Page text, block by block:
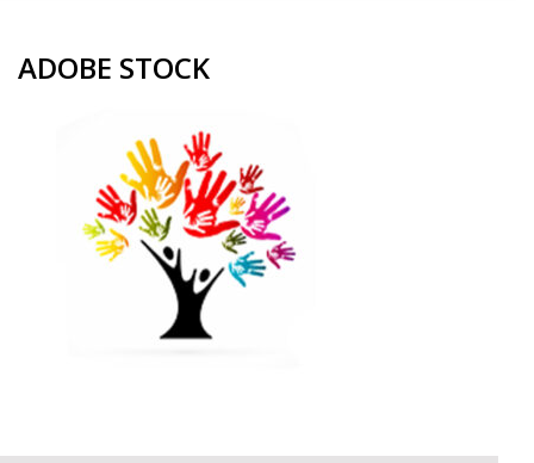
ADOBE STOCK